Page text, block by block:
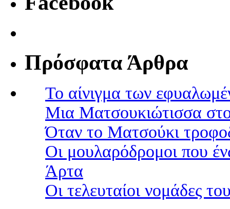
Πρόσφατα Άρθρα
Το αίνιγμα των
Μια Ματσουκιώτισσα
Όταν το Ματσούκι
Οι μουλαρόδρομοι που
Άρτα
Οι τελευταίοι νομάδες